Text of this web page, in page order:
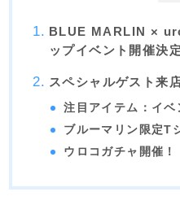
BLUE MARLIN ×
ップイベント開催決定
スペシャルゲスト来店
注目アイテム：イベ
ブルーマリン限定T
ウロコガチャ開催！